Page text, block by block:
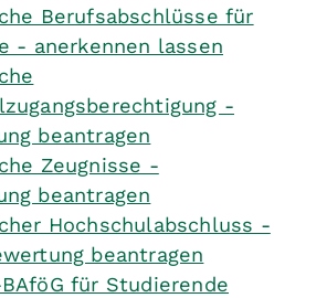
Berufsabschlüsse für
- anerkennen lassen
-
beantragen
Zeugnisse -
beantragen
Hochschulabschluss -
beantragen
für Studierende